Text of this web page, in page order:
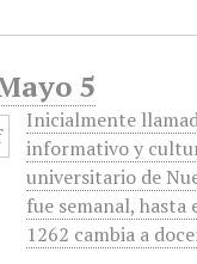
5
Inicialmente
informativo y
universitario de
fue semanal, hasta
1262 cambia a